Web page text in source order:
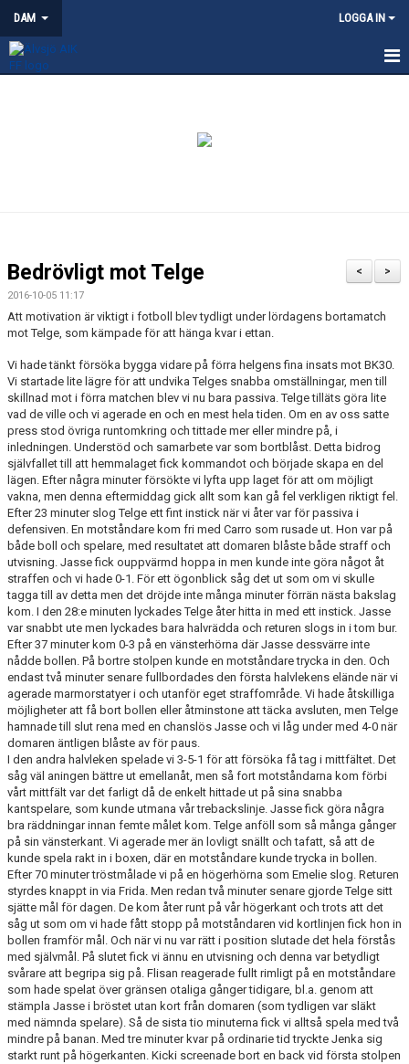
DAM LOGGA IN
MATCHER
>
<
Bedrövligt mot Telge
2016-10-05 11:17
Att motivation är viktigt i fotboll blev tydligt under lördagens bortamatch
mot Telge, som kämpade för att hänga kvar i ettan.
Vi hade tänkt försöka bygga vidare på förra helgens fina insats mot BK30.
Vi startade lite lägre för att undvika Telges snabba omställningar, men till
skillnad mot i förra matchen blev vi nu bara passiva. Telge tilläts göra lite
vad de ville och vi agerade en och en mest hela tiden. Om en av oss satte
press stod övriga runtomkring och tittade mer eller mindre på, i
inledningen. Understöd och samarbete var som bortblåst. Detta bidrog
självfallet till att hemmalaget fick kommandot och började skapa en del
lägen. Efter några minuter försökte vi lyfta upp laget för att om möjligt
vakna, men denna eftermiddag gick allt som kan gå fel verkligen riktigt fel.
Efter 23 minuter slog Telge ett fint instick när vi åter var för passiva i
defensiven. En motståndare kom fri med Carro som rusade ut. Hon var på
både boll och spelare, med resultatet att domaren blåste både straff och
utvisning. Jasse fick ouppvärmd hoppa in men kunde inte göra något åt
straffen och vi hade 0-1. För ett ögonblick såg det ut som om vi skulle
tagga till av detta men det dröjde inte många minuter förrän nästa bakslag
kom. I den 28:e minuten lyckades Telge åter hitta in med ett instick. Jasse
var snabbt ute men lyckades bara halvrädda och returen slogs in i tom bur.
Efter 37 minuter kom 0-3 på en vänsterhörna där Jasse dessvärre inte
nådde bollen. På bortre stolpen kunde en motståndare trycka in den. Och
endast två minuter senare fullbordades den första halvlekens elände när vi
agerade marmorstatyer i och utanför eget straffområde. Vi hade åtskilliga
möjligheter att få bort bollen eller åtminstone att täcka avsluten, men Telge
hamnade till slut rena med en chanslös Jasse och vi låg under med 4-0 när
domaren äntligen blåste av för paus.
I den andra halvleken spelade vi 3-5-1 för att försöka få tag i mittfältet. Det
såg väl aningen bättre ut emellanåt, men så fort motståndarna kom förbi
vårt mittfält var det farligt då de enkelt hittade ut på sina snabba
kantspelare, som kunde utmana vår trebackslinje. Jasse fick göra några
bra räddningar innan femte målet kom. Telge anföll som så många gånger
på sin vänsterkant. Vi agerade mer än lovligt snällt och tafatt, så att de
kunde spela rakt in i boxen, där en motståndare kunde trycka in bollen.
Efter 70 minuter tröstmålade vi på en högerhörna som Emelie slog. Returen
styrdes knappt in via Frida. Men redan två minuter senare gjorde Telge sitt
sjätte mål för dagen. De kom åter runt på vår högerkant och trots att det
såg ut som om vi hade fått stopp på motståndaren vid kortlinjen fick hon in
bollen framför mål. Och när vi nu var rätt i position slutade det hela förstås
med självmål. På slutet fick vi ännu en utvisning och denna var betydligt
svårare att begripa sig på. Flisan reagerade fullt rimligt på en motståndare
som hade spelat över gränsen otaliga gånger tidigare, bl.a. genom att
stämpla Jasse i bröstet utan kort från domaren (som tydligen var släkt
med nämnda spelare). Så de sista tio minuterna fick vi alltså spela med två
mindre på banan. Med tre minuter kvar på ordinarie tid tryckte Jenka sig
starkt runt på högerkanten. Kicki screenade bort en back vid första stolpen